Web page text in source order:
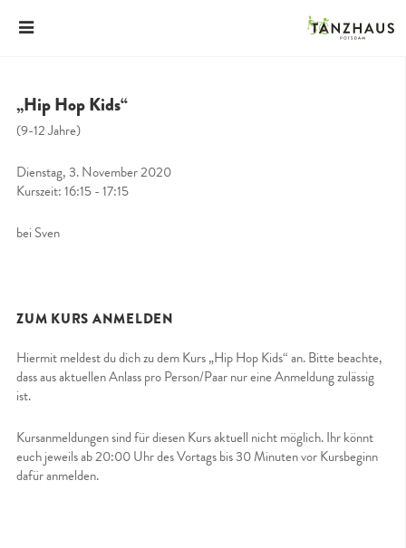
„Hip Hop Kids“
(9-12 Jahre)
Dienstag, 3. November 2020
Kurszeit: 16:15 - 17:15
bei Sven
ZUM KURS ANMELDEN
Hiermit meldest du dich zu dem Kurs „Hip Hop Kids“ an. Bitte beachte,
dass aus aktuellen Anlass pro Person/Paar nur eine Anmeldung zulässig
ist.
Kursanmeldungen sind für diesen Kurs aktuell nicht möglich. Ihr könnt
euch jeweils ab 20:00 Uhr des Vortags bis 30 Minuten vor Kursbeginn
dafür anmelden.